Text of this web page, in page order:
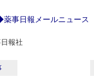
事日報メールニュース
報社